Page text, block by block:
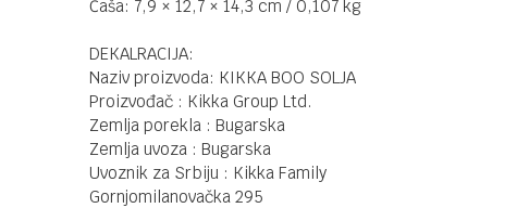
Čaša: 7,9 × 12,7 × 14,3 cm / 0,107 kg
DEKALRACIJA:
Naziv proizvoda: KIKKA BOO SOLJA
Proizvođač : Kikka Group Ltd.
Zemlja porekla : Bugarska
Zemlja uvoza : Bugarska
Uvoznik za Srbiju : Kikka Family
Gornjomilanovačka 295